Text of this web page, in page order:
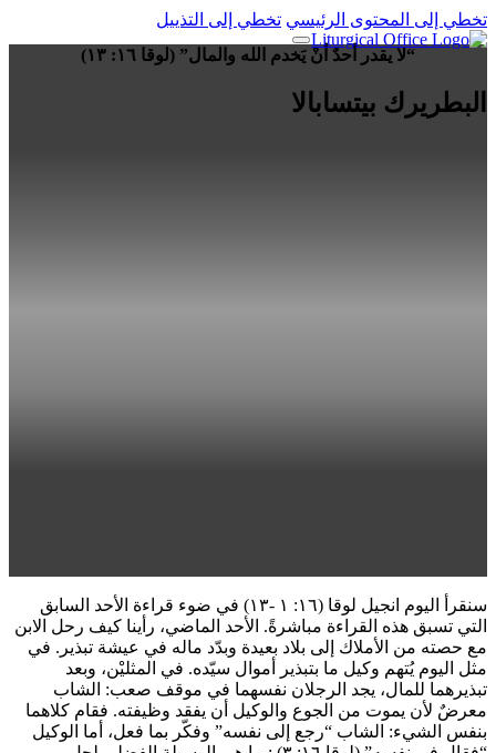
تخطي إلى المحتوى الرئيسي تخطي إلى التذييل
“لا يقدر أحدٌ أنْ يَخدم الله والمال” (لوقا ١٦: ١٣)
البطريرك بيتسابالا
سنقرأ اليوم انجيل لوقا (١٦: ١ -١٣) في ضوء قراءة الأحد السابق
التي تسبق هذه القراءة مباشرةً. الأحد الماضي، رأينا كيف رحل الابن
مع حصته من الأملاك إلى بلاد بعيدة وبدّد ماله في عيشة تبذير. في
مثل اليوم يُتهم وكيل ما بتبذير أموال سيّده. في المثليْن، وبعد
تبذيرهما للمال، يجد الرجلان نفسهما في موقف صعب: الشاب
معرضٌ لأن يموت من الجوع والوكيل أن يفقد وظيفته. فقام كلاهما
بنفس الشيء: الشاب “رجع إلى نفسه” وفكّر بما فعل، أما الوكيل